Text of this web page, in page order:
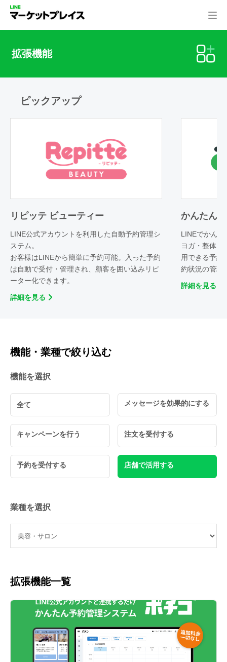
拡張機能
ピックアップ
リピッテ ビューティー
LINE公式アカウントを利用した自動予約管理シ
ステム。
お客様はLINEから簡単に予約可能。入った予約
は自動で受付・管理され、顧客を囲い込みリピ
ーター化できます。
詳細を見る
かんたん
LINEでかん
ヨガ・整体・
用できる予約
約状況の管理
詳細を見る
機能・業種で絞り込む
機能を選択
全て メッセージを効果的にする
キャンペーンを行う 注文を受付する
予約を受付する 店舗で活用する
業種を選択
拡張機能一覧